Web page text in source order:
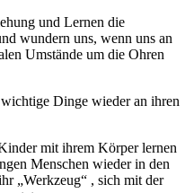
und Lernen die
wundern uns, wenn uns an
Umstände um die Ohren
Dinge wieder an ihren
mit ihrem Körper lernen
Menschen wieder in den
„Werkzeug“ , sich mit der